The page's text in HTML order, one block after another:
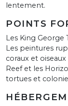
lentement.
POINTS
Les King George
Les peintures
coraux et
Reef et les
tortues et